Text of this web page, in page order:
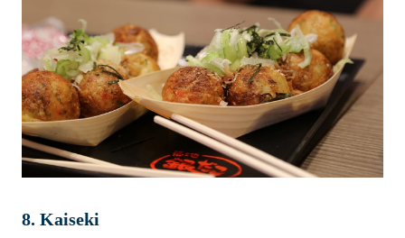
8. Kaiseki